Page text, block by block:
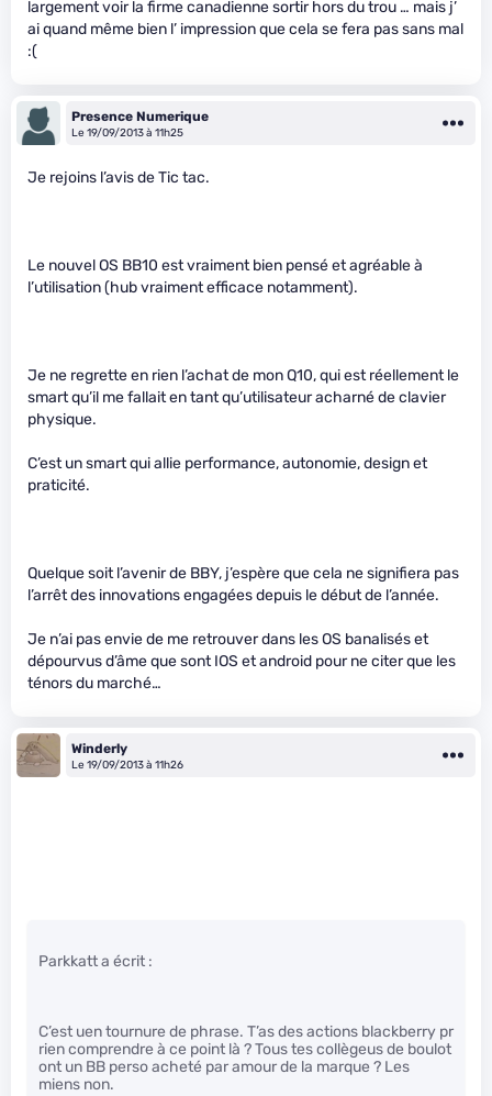
largement voir la firme canadienne sortir hors du trou … mais j’
ai quand même bien l’ impression que cela se fera pas sans mal
:(
Presence Numerique
Le 19/09/2013 à 11h25
Je rejoins l’avis de Tic tac.
Le nouvel OS BB10 est vraiment bien pensé et agréable à
l’utilisation (hub vraiment efficace notamment).
Je ne regrette en rien l’achat de mon Q10, qui est réellement le
smart qu’il me fallait en tant qu’utilisateur acharné de clavier
physique.
C’est un smart qui allie performance, autonomie, design et
praticité.
Quelque soit l’avenir de BBY, j’espère que cela ne signifiera pas
l’arrêt des innovations engagées depuis le début de l’année.
Je n’ai pas envie de me retrouver dans les OS banalisés et
dépourvus d’âme que sont IOS et android pour ne citer que les
ténors du marché…
Winderly
Le 19/09/2013 à 11h26
Parkkatt a écrit :
C’est uen tournure de phrase. T’as des actions blackberry pr
rien comprendre à ce point là ? Tous tes collègeus de boulot
ont un BB perso acheté par amour de la marque ? Les
miens non.